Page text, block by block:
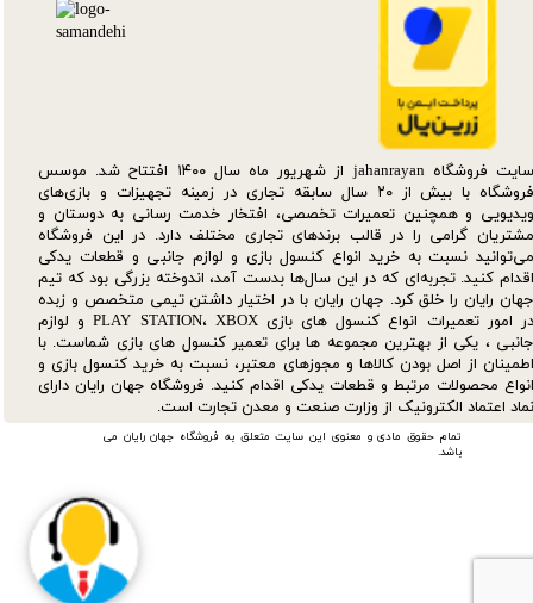
تمام حقوق مادی و معنوی این سایت متعلق به فروشگاه جهان رایان می
باشد.
سایت فروشگاه jahanrayan از شهریور ماه سال ۱۴۰۰ افتتاح شد. موسس
فروشگاه با بیش از ۲۰ سال سابقه تجاری در زمینه تجهیزات و بازی‌های
ویدیویی و همچنین تعمیرات تخصصی، افتخار خدمت رسانی به دوستان و
مشتریان گرامی را در قالب برندهای تجاری مختلف دارد. در این فروشگاه
می‌توانید نسبت به خرید انواع کنسول بازی و لوازم جانبی و قطعات یدکی‌
اقدام کنید. تجربه‌ای که در این سال‌ها بدست آمد، اندوخته بزرگی بود که تیم
جهان رایان را خلق کرد. جهان رایان با در اختیار داشتن تیمی متخصص و زبده
در امور تعمیرات انواع کنسول های بازی PLAY STATION، XBOX و لوازم
جانبی ، یکی از بهترین مجموعه ها برای تعمیر کنسول های بازی شماست. با
اطمینان از اصل بودن کالاها و مجوزهای معتبر، نسبت به خرید کنسول بازی و
انواع محصولات مرتبط و قطعات یدکی اقدام کنید. فروشگاه جهان رایان دارای
نماد اعتماد الکترونیک از وزارت صنعت و معدن تجارت است.